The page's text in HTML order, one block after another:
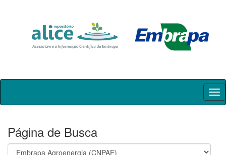
Skip
Página de Busca